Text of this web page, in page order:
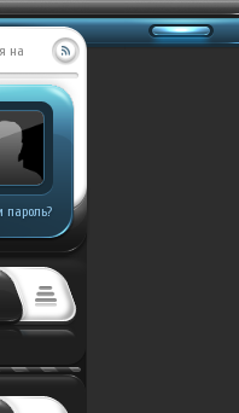
на
пароль?